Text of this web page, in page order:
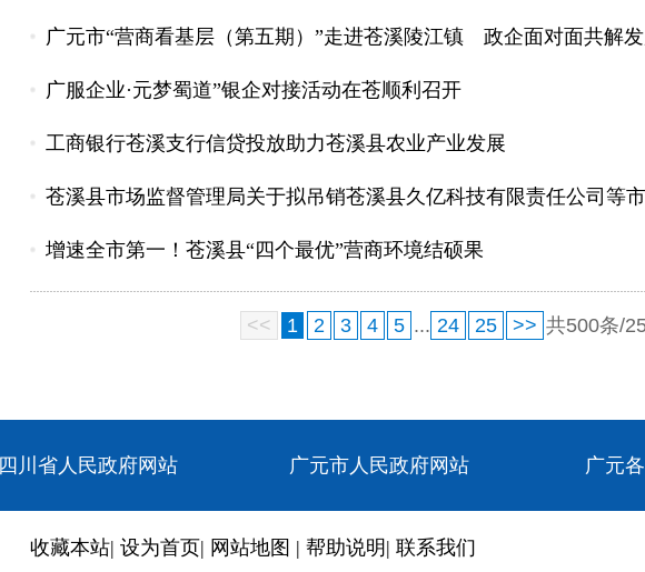
广元市“营商看基层（第五期）”走进苍溪陵江镇 政企面对面共解
广服企业·元梦蜀道”银企对接活动在苍顺利召开
工商银行苍溪支行信贷投放助力苍溪县农业产业发展
苍溪县市场监督管理局关于拟吊销苍溪县久亿科技有限责任公司等
增速全市第一！苍溪县“四个最优”营商环境结硕果
<< 1 2 3 4 5 ... 24 25 >> 共500条/
四川省人民政府网站 广元市人民政府网站
收藏本站| 设为首页| 网站地图 | 帮助说明 | 联系我们